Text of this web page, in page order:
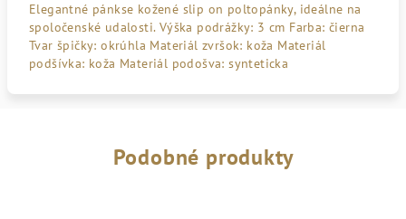
Elegantné pánkse kožené slip on poltopánky, ideálne na
spoločenské udalosti. Výška podrážky: 3 cm Farba: čierna
Tvar špičky: okrúhla Materiál zvršok: koža Materiál
podšívka: koža Materiál podošva: synteticka
Podobné produkty